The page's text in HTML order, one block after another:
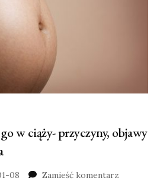
w ciąży- przyczyny, objawy
08 Zamieść komentarz